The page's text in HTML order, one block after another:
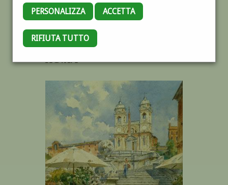
PERSONALIZZA ACCETTA
RIFIUTA TUTTO
TRINITÀ DEI MONTI,
ROMA *